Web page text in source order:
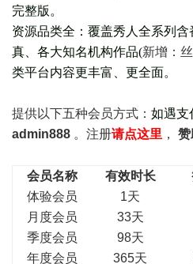
完整版。
资源品类全：覆盖秀人全系列含
真、各大知名机构作品(新增：
类平台内容更丰富、更全面。
提供以下五种会员方式： 如遇支
admin888 。注册请点这里 ， 赞
会员名称 有效时长
体验会员
1天
月度会员
33天
季度会员
98天
年度会员
365天